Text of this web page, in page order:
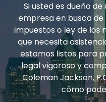
Si usted es dueño
empresa en busca
impuestos o ley de los
que necesita
estamos listos para
legal vigoroso y
Coleman Jackson,
cómo